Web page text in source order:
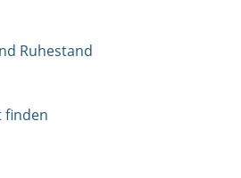
Ruhestand
finden